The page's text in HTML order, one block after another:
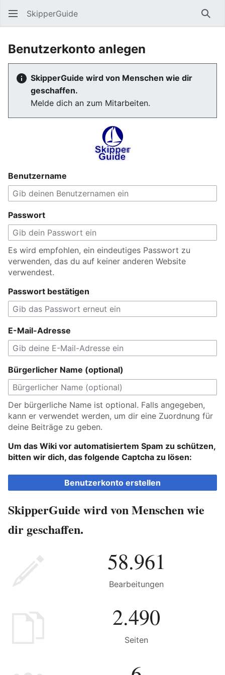
SkipperGuide
Benutzerkonto anlegen
SkipperGuide wird von Menschen wie dir
geschaffen.
Melde dich an zum Mitarbeiten.
Benutzername
Passwort
Es wird empfohlen, ein eindeutiges Passwort zu
verwenden, das du auf keiner anderen Website
verwendest.
Passwort bestätigen
E-Mail-Adresse
Bürgerlicher Name (optional)
Der bürgerliche Name ist optional. Falls angegeben,
kann er verwendet werden, um dir eine Zuordnung für
deine Beiträge zu geben.
Um das Wiki vor automatisiertem Spam zu schützen,
bitten wir dich, das folgende Captcha zu lösen:
Benutzerkonto erstellen
SkipperGuide wird von Menschen wie
dir geschaffen.
58.961
Bearbeitungen
2.490
Seiten